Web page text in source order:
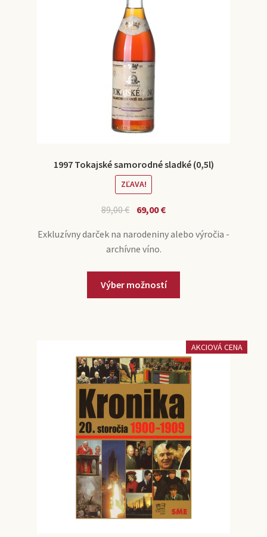
1997 Tokajské samorodné sladké (0,5l)
ZĽAVA!
89,00€ 69,00€
Exkluzívny darček na narodeniny alebo výročia -
archívne víno.
Výber možností
AKCIOVÁ CENA